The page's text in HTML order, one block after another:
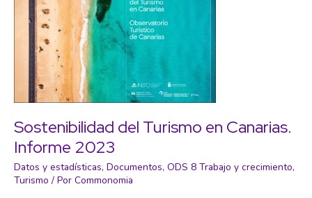
Sostenibilidad del Turismo en Canarias.
Informe 2023
Datos y estadísticas, Documentos, ODS 8 Trabajo y crecimiento,
Turismo / Por Commonomia